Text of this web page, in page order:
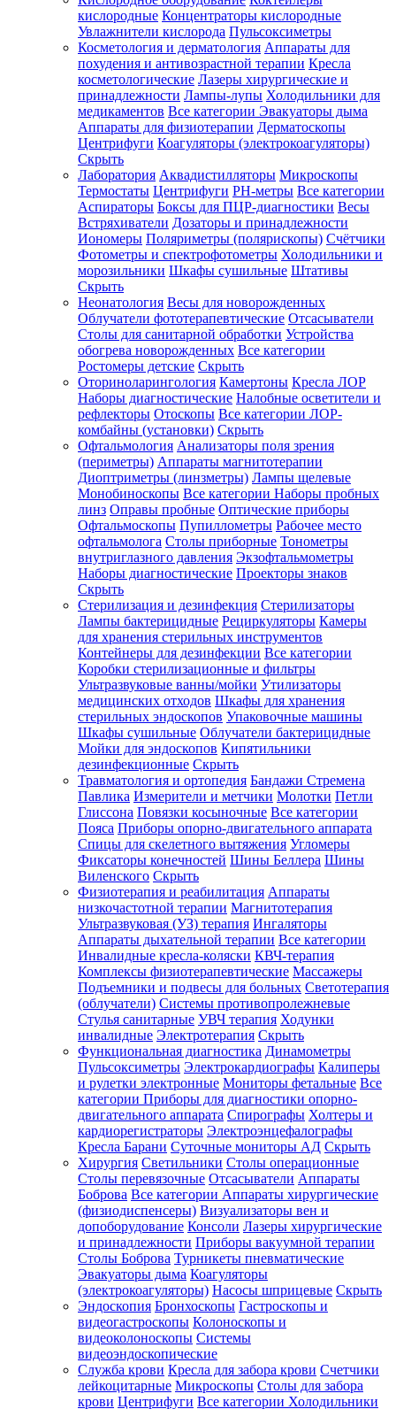
Зарегистрироваться
Зачем
регистрироваться?
Все
покупки
одном
месте
Личный
менеджер
Отслеживание
статуса
заказа
кислородные Концентраторы кислородные
Увлажнители кислорода Пульсоксиметры
Косметология и дерматология Аппараты для
похудения и антивозрастной терапии Кресла
косметологические Лазеры хирургические и
принадлежности Лампы-лупы Холодильники для
медикаментов Все категории Эвакуаторы дыма
Аппараты для физиотерапии Дерматоскопы
Центрифуги Коагуляторы (электрокоагуляторы)
Скрыть
Лаборатория Аквадистилляторы Микроскопы
Термостаты Центрифуги PH-метры Все категории
Аспираторы Боксы для ПЦР-диагностики Весы
Встряхиватели Дозаторы и принадлежности
Иономеры Поляриметры (полярископы) Счётчики
Фотометры и спектрофотометры Холодильники и
морозильники Шкафы сушильные Штативы
Скрыть
Неонатология Весы для новорожденных
Облучатели фототерапевтические Отсасыватели
Столы для санитарной обработки Устройства
обогрева новорожденных Все категории
Ростомеры детские Скрыть
Оториноларингология Камертоны Кресла ЛОР
Наборы диагностические Налобные осветители и
рефлекторы Отоскопы Все категории ЛОР-
комбайны (установки) Скрыть
Офтальмология Анализаторы поля зрения
(периметры) Аппараты магнитотерапии
Диоптриметры (линзметры) Лампы щелевые
Монобиноскопы Все категории Наборы пробных
линз Оправы пробные Оптические приборы
Офтальмоскопы Пупиллометры Рабочее место
офтальмолога Столы приборные Тонометры
внутриглазного давления Экзофтальмометры
Наборы диагностические Проекторы знаков
Скрыть
Стерилизация и дезинфекция Стерилизаторы
Лампы бактерицидные Рециркуляторы Камеры
для хранения стерильных инструментов
Контейнеры для дезинфекции Все категории
Коробки стерилизационные и фильтры
Ультразвуковые ванны/мойки Утилизаторы
медицинских отходов Шкафы для хранения
стерильных эндоскопов Упаковочные машины
Шкафы сушильные Облучатели бактерицидные
Мойки для эндоскопов Кипятильники
дезинфекционные Скрыть
Травматология и ортопедия Бандажи Стремена
Павлика Измерители и метчики Молотки Петли
Глиссона Повязки косыночные Все категории
Пояса Приборы опорно-двигательного аппарата
Спицы для скелетного вытяжения Угломеры
Фиксаторы конечностей Шины Беллера Шины
Виленского Скрыть
Физиотерапия и реабилитация Аппараты
низкочастотной терапии Магнитотерапия
Ультразвуковая (УЗ) терапия Ингаляторы
Аппараты дыхательной терапии Все категории
Инвалидные кресла-коляски КВЧ-терапия
Комплексы физиотерапевтические Массажеры
Подъемники и подвесы для больных Светотерапия
(облучатели) Системы противопролежневые
Стулья санитарные УВЧ терапия Ходунки
инвалидные Электротерапия Скрыть
Функциональная диагностика Динамометры
Пульсоксиметры Электрокардиографы Калиперы
и рулетки электронные Мониторы фетальные Все
категории Приборы для диагностики опорно-
двигательного аппарата Спирографы Холтеры и
кардиорегистраторы Электроэнцефалографы
Кресла Барани Суточные мониторы АД Скрыть
Хирургия Светильники Столы операционные
Столы перевязочные Отсасыватели Аппараты
Боброва Все категории Аппараты хирургические
(физиодиспенсеры) Визуализаторы вен и
допоборудование Консоли Лазеры хирургические
и принадлежности Приборы вакуумной терапии
Столы Боброва Турникеты пневматические
Эвакуаторы дыма Коагуляторы
(электрокоагуляторы) Насосы шприцевые Скрыть
Эндоскопия Бронхоскопы Гастроскопы и
видеогастроскопы Колоноскопы и
видеоколоноскопы Системы
видеоэндоскопические
Служба крови Кресла для забора крови Счетчики
лейкоцитарные Микроскопы Столы для забора
крови Центрифуги Все категории Холодильники